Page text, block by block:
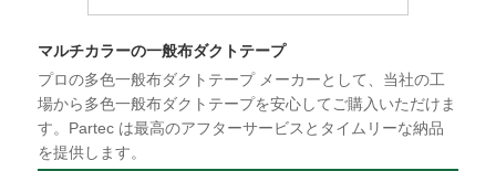
マルチカラーの一般布ダクトテープ
プロの多色一般布ダクトテープ メーカーとして、当社の工
場から多色一般布ダクトテープを安心してご購入いただけま
す。Partec は最高のアフターサービスとタイムリーな納品
を提供します。